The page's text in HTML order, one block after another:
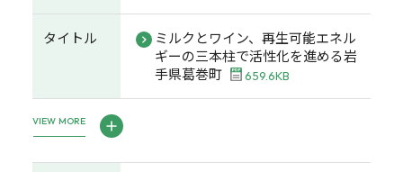
タイトル
ミルクとワイン、再生可能エネル
ギーの三本柱で活性化を進める岩
手県葛巻町
659.6KB
VIEW MORE